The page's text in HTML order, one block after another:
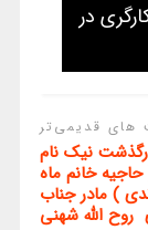
در
های قدیمی‌تر
نیک نام
خانم ماه
) مادر جناب
روح الله شهنی